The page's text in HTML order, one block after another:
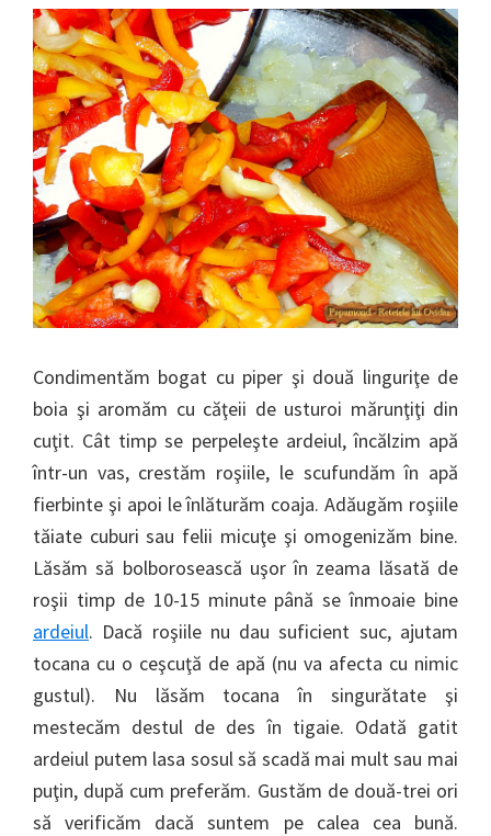
Condimentăm bogat cu piper şi două linguriţe de
boia şi aromăm cu căţeii de usturoi mărunţiţi din
cuţit. Cât timp se perpeleşte ardeiul, încălzim apă
într-un vas, crestăm roşiile, le scufundăm în apă
fierbinte şi apoi le înlăturăm coaja. Adăugăm roşiile
tăiate cuburi sau felii micuţe şi omogenizăm bine.
Lăsăm să bolborosească uşor în zeama lăsată de
roşii timp de 10-15 minute până se înmoaie bine
ardeiul. Dacă roşiile nu dau suficient suc, ajutam
tocana cu o ceşcuţă de apă (nu va afecta cu nimic
gustul). Nu lăsăm tocana în singurătate şi
mestecăm destul de des în tigaie. Odată gatit
ardeiul putem lasa sosul să scadă mai mult sau mai
puţin, după cum preferăm. Gustăm de două-trei ori
să verificăm dacă suntem pe calea cea bună.